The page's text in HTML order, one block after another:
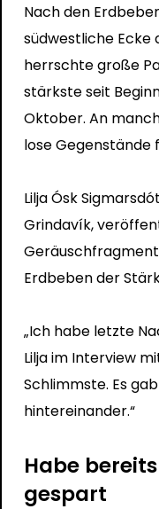
Nach den
südwestliche Ecke
herrschte große
stärkste seit
Oktober. An
lose Gegenstände
Lilja Ósk
Grindavík,
Erdbeben der
„Ich habe letzte
Lilja im Interview
Schlimmste. Es
hintereinander.“
Habe
gespart